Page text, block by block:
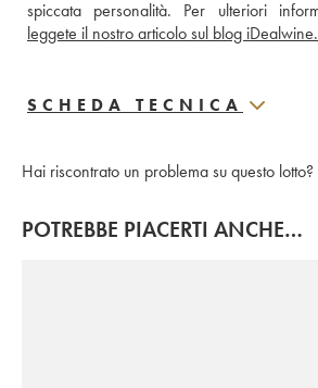
leggete il nostro articolo sul blog iDealwine.
SCHEDA TECNICA
Hai riscontrato un problema su questo lotto?
POTREBBE PIACERTI ANCHE…